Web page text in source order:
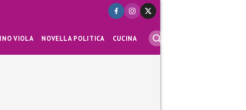
VIOLA NOVELLA POLITICA CUCINA